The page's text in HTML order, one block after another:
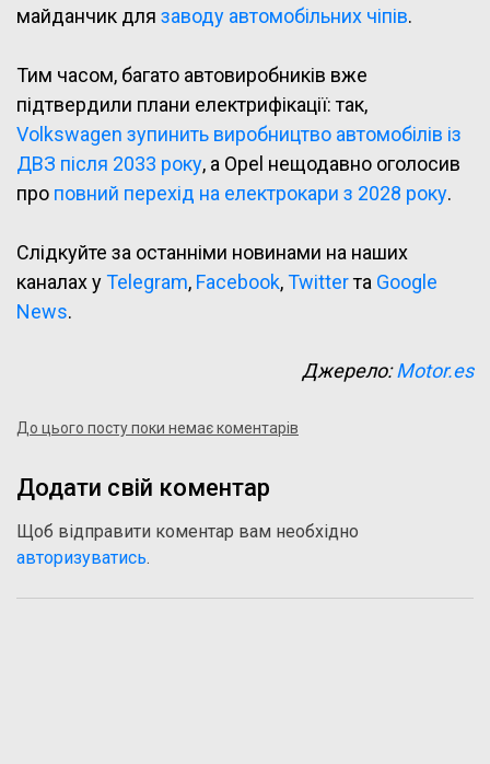
майданчик для заводу автомобільних чіпів.
Тим часом, багато автовиробників вже
підтвердили плани електрифікації: так,
Volkswagen зупинить виробництво автомобілів із
ДВЗ після 2033 року, а Opel нещодавно оголосив
про повний перехід на електрокари з 2028 року.
Слідкуйте за останніми новинами на наших
каналах уTelegram, Facebook,Twitterта Google
News.
Джерело:Motor.es
До цього посту поки немає коментарів
Додати свій коментар
Щоб відправити коментар вам необхідно
авторизуватись.